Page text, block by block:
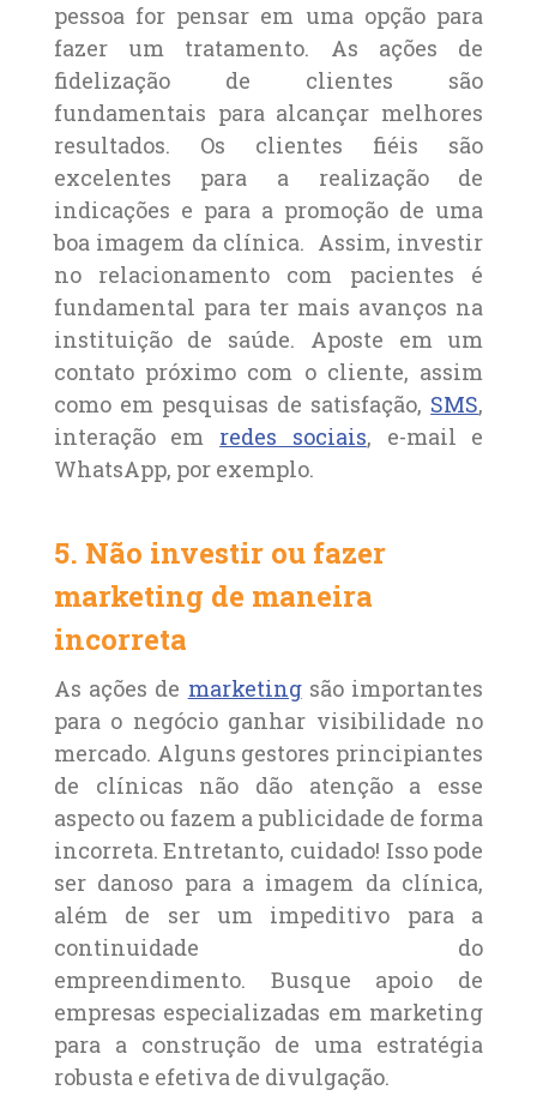
pessoa for pensar em uma opção para
fazer um tratamento. As ações de
fidelização de clientes são
fundamentais para alcançar melhores
resultados. Os clientes fiéis são
excelentes para a realização de
indicações e para a promoção de uma
boa imagem da clínica. Assim, investir
no relacionamento com pacientes é
fundamental para ter mais avanços na
instituição de saúde. Aposte em um
contato próximo com o cliente, assim
como em pesquisas de satisfação, SMS,
interação em redes sociais, e-mail e
WhatsApp, por exemplo.
5. Não investir ou fazer
marketing de maneira
incorreta
As ações de marketingsão importantes
para o negócio ganhar visibilidade no
mercado. Alguns gestores principiantes
de clínicas não dão atenção a esse
aspecto ou fazem a publicidade de forma
incorreta. Entretanto, cuidado! Isso pode
ser danoso para a imagem da clínica,
além de ser um impeditivo para a
continuidade do
empreendimento. Busque apoio de
empresas especializadas em marketing
para a construção de uma estratégia
robusta e efetiva de divulgação.